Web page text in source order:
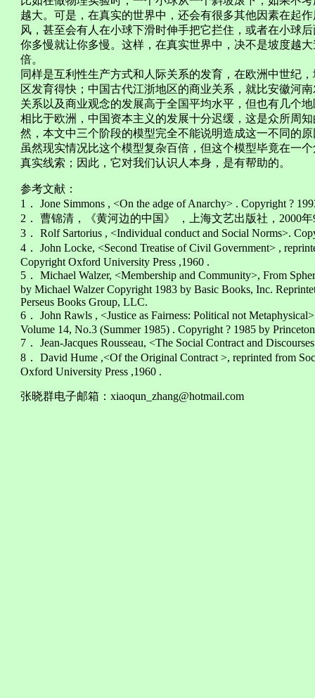
越大。可是，在真实的世界中，还会有很多其他因素在起
风，甚至会有人在小球下滑时伸手把它拦住，或者在小球
你多慢就让你多慢。这样，在真实世界中，决不是坡度越
倍。
同样是互利性生产方式和人际关系的发育，在欧洲中世纪
区发育得快；中国古代江浙地区的商业关系，就比安徽河
关系以及商业观念的发展高于全国平均水平，但也有几个
相比于欧洲，中国资本主义的发展十分迟缓，这是众所周
然，本文中三个阶段的模型完全不能说明造成这一不同的
虽然现实情况比这个模型复杂百倍，但这个模型毕竟在一
真实线索；因此，它对我们认识人本身，是有帮助的。
参考文献：
1． Jone Simmons , <On the adge of Anarchy> . Copyright ?
2． 曹锦清，《黄河边的中国》 ，上海文艺出版社，2000
3． Rolf Sartorius , <Individual conduct and Social Norms>.
4． John Locke, <Second Treatise of Civil Government> ,
Copyright Oxford University Press ,1960 .
5． Michael Walzer, <Membership and Community>, From
by Michael Walzer Copyright 1983 by Basic Books, Inc.
Perseus Books Group, LLC.
6． John Rawls , <Justice as Fairness: Political not
Volume 14, No.3 (Summer 1985) . Copyright ? 1985 by
7． Jean-Jacques Rousseau, <The Social Contract and
8． David Hume ,<Of the Original Contract >, reprinted from
Oxford University Press ,1960 .
张晓群电子邮箱： xiaoqun_zhang@hotmail.com